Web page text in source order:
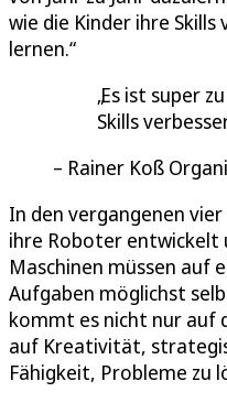
wie die Kinder ihre
lernen.“
Es ist super
Skills
Rainer Koß
In den vergangenen
ihre Roboter
Maschinen müssen auf
Aufgaben möglichst
kommt es nicht nur auf
auf Kreativität,
Fähigkeit, Probleme zu